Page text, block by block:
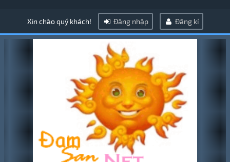
Xin chào quý khách! Đăng nhập Đăng kí